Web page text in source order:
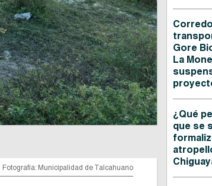
Fotografía: Municipalidad de Talcahuano
Gore
La
¿Qué
que se